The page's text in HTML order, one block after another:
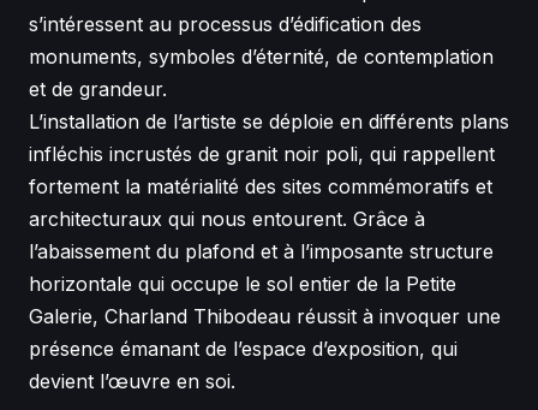
s’intéressent au processus d’édification des
monuments, symboles d’éternité, de contemplation
et de grandeur.
L’installation de l’artiste se déploie en différents plans
infléchis incrustés de granit noir poli, qui rappellent
fortement la matérialité des sites commémoratifs et
architecturaux qui nous entourent. Grâce à
l’abaissement du plafond et à l’imposante structure
horizontale qui occupe le sol entier de la Petite
Galerie, Charland Thibodeau réussit à invoquer une
présence émanant de l’espace d’exposition, qui
devient l’œuvre en soi.